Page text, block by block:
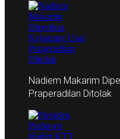
Nadiem Makarim
Praperadilan Ditolak